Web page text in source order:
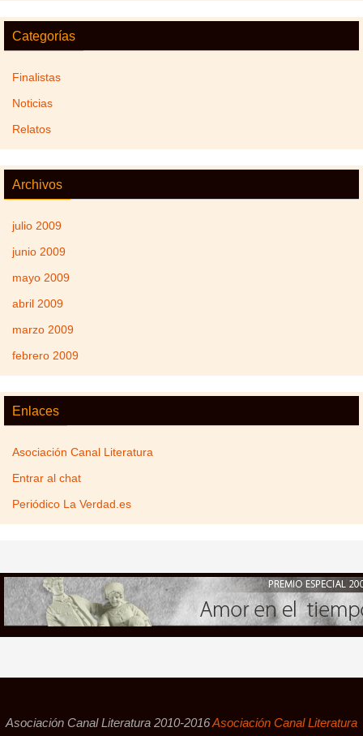
Categorías
Finalistas
Noticias
Relatos
Archivos
julio 2009
junio 2009
mayo 2009
abril 2009
marzo 2009
febrero 2009
Enlaces
Asociación Canal Literatura
Entrar al chat
Periódico La Verdad.es
Asociación Canal Literatura 2010-2016Asociación Canal Literatura